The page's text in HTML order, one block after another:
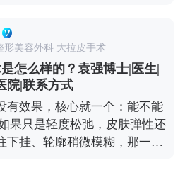
预约面诊，详细了解。
来解决。比如MCR复合提升
袋区域会做精细处理，能让嘴
还不会影响表情自然度。 这
围的神经和肌肉特别丰富，稍
表情自然度，所以找对医生很
解剖结构熟悉的医生，面诊
然效果。 想知道更多关于
形美容外科 大拉皮手术
怎么样的？袁强博士|医生|
院|联系方式
有效果，核心就一个：能不能
下挂、轮廓稍微模糊，那一些